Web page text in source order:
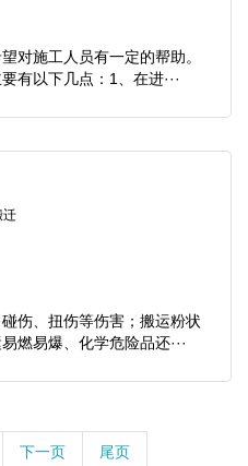
对施工人员有一定的帮助。
有以下几点：1、在进···
迁
伤、扭伤等伤害；搬运粉状
燃易爆、化学危险品还···
下一页 尾页